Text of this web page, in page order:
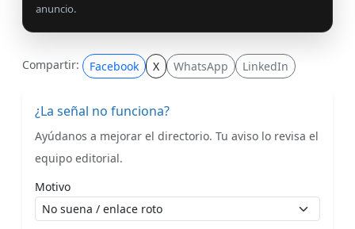
anuncio.
Compartir: Facebook X WhatsApp LinkedIn
¿La señal no funciona?
Ayúdanos a mejorar el directorio. Tu aviso lo revisa el
equipo editorial.
Motivo